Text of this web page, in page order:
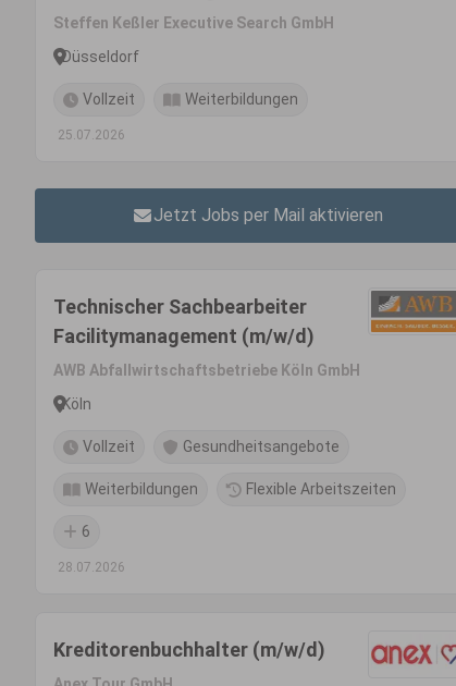
eller
Steffen Keßler Executive Search GmbH
Düsseldorf
Vollzeit Weiterbildungen
25.07.2026
Jetzt Jobs per Mail aktivieren
Technischer Sachbearbeiter
Facilitymanagement (m/w/d)
AWB Abfallwirtschaftsbetriebe Köln GmbH
Köln
Vollzeit Gesundheitsangebote
Weiterbildungen Flexible Arbeitszeiten
6
28.07.2026
Kreditorenbuchhalter (m/w/d)